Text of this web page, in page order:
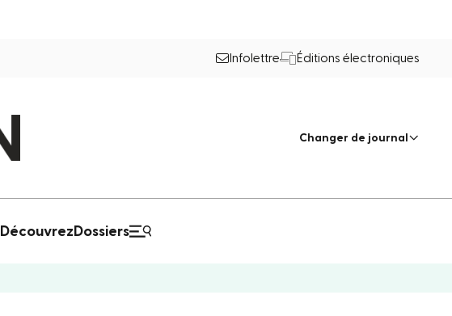
Infolettre Éditions électroniques
Changer de journal
Découvrez Dossiers